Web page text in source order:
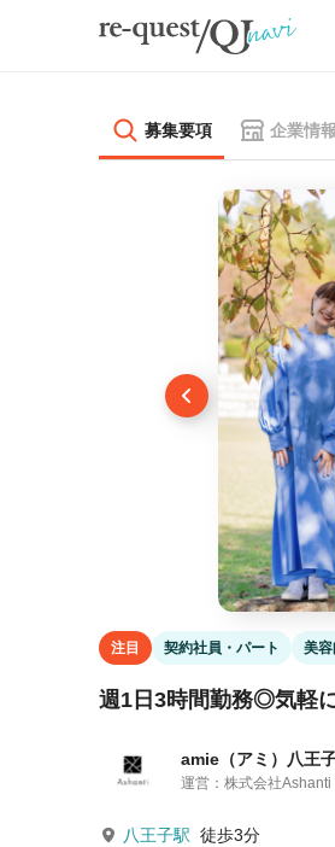
募集要項 企業情報
注目 契約社員・パート 美容
週1日3時間勤務◎気軽
amie（アミ）八王
運営：株式会社Ashanti
八王子駅 徒歩3分